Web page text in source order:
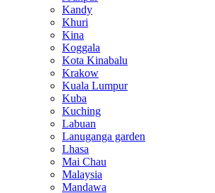
Kandy
Khuri
Kina
Koggala
Kota Kinabalu
Krakow
Kuala Lumpur
Kuba
Kuching
Labuan
Lanuganga garden
Lhasa
Mai Chau
Malaysia
Mandawa